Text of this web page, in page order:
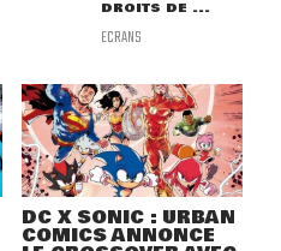
DROITS DE ...
ECRANS
DC X SONIC : URBAN
COMICS ANNONCE